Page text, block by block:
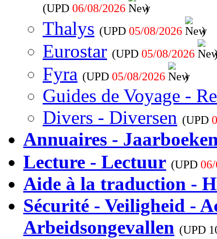
(UPD 06/08/2026 )
Thalys (UPD 05/08/2026 )
Eurostar (UPD 05/08/2026
Fyra (UPD 05/08/2026 )
Guides de Voyage -
Divers - Diversen (UPD
Annuaires -
Lecture - Lectuur (UPD
Aide à la traduction -
Sécurité - Veiligheid -
Arbeidsongevallen (UPD